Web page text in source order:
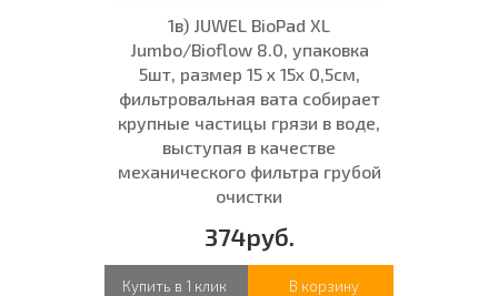
1в) JUWEL BioPad XL
Jumbo/Bioflow 8.0, упаковка
5шт, размер 15 x 15x 0,5см,
фильтровальная вата собирает
крупные частицы грязи в воде,
выступая в качестве
механического фильтра грубой
очистки
374руб.
Купить в 1 клик В корзину